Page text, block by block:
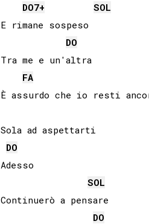
DO7+
SOL
E rimane sospeso
DO
Tra me e un'altra
FA
È assurdo che io resti
Sola ad aspettarti
DO
Adesso
SOL
Continuerò a pensare
DO